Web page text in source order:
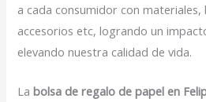
a cada consumidor con
accesorios etc, logrando un
elevando nuestra calidad de vida.
Labolsa de regalo de papel en